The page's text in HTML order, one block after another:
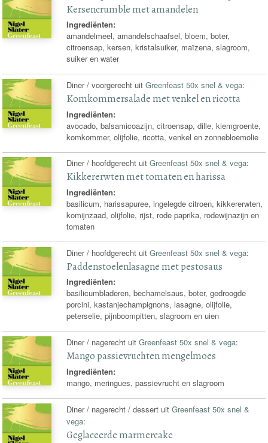
Kersencrumble met amandelen
Ingrediënten:
amandelmeel, amandelschaafsel, bloem, boter,
citroensap, kersen, kristalsuiker, maïzena, slagroom,
suiker en water
Diner / voorgerecht uitGreenfeast 50x snel & vega:
Komkommersalade met venkel en ricotta
Ingrediënten:
avocado, balsamicoazijn, citroensap, dille, kiemgroente,
komkommer, olijfolie, ricotta, venkel en zonnebloemolie
Diner / hoofdgerecht uitGreenfeast 50x snel & vega:
Kikkererwten met tomaten en harissa
Ingrediënten:
basilicum, harissapuree, ingelegde citroen, kikkererwten,
komijnzaad, olijfolie, rijst, rode paprika, rodewijnazijn en
tomaten
Diner / hoofdgerecht uitGreenfeast 50x snel & vega:
Paddenstoelenlasagne met pestosaus
Ingrediënten:
basilicumbladeren, bechamelsaus, boter, gedroogde
porcini, kastanjechampignons, lasagne, olijfolie,
peterselie, pijnboompitten, slagroom en uien
Diner / nagerecht uitGreenfeast 50x snel & vega:
Mango passievruchten mengelmoes
Ingrediënten:
mango, meringues, passievrucht en slagroom
Diner / nagerecht / dessert uitGreenfeast 50x snel &
vega:
Geglaceerde marmercake